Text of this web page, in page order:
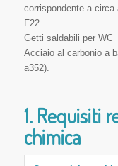
corrispondente a circa
F22.
Getti saldabili per WC
Acciaio al carbonio a
a352).
1. Requisiti
chimica